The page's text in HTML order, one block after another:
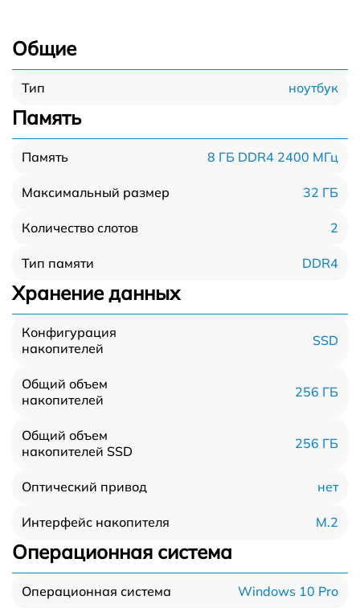
Общие
Тип ноутбук
Память
Память 8 ГБ DDR4 2400 МГц
Максимальный размер 32 ГБ
Количество слотов 2
Тип памяти DDR4
Хранение данных
Конфигурация
накопителей
SSD
Общий объем
накопителей
256 ГБ
Общий объем
накопителей SSD
256 ГБ
Оптический привод нет
Интерфейс накопителя M.2
Операционная система
Операционная система Windows 10 Pro